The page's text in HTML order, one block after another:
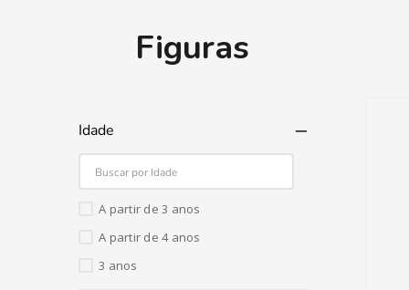
Figuras
Idade
A partir de 3 anos
A partir de 4 anos
3 anos